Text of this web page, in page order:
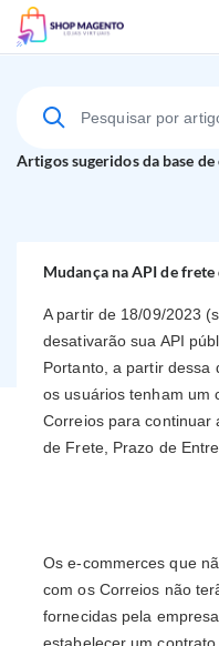
Suporte
Artigos sugeridos da base
Mudança na API de
A partir de 18/09/2023
desativarão sua API
Portanto, a partir dessa
os usuários tenham um
Correios para continuar
de Frete, Prazo de
Os e-commerces que
com os Correios não
fornecidas pela